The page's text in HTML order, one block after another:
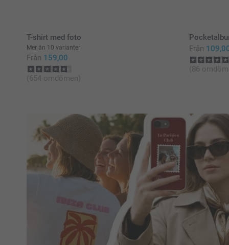
T-shirt med foto
Mer än 10 varianter
Från 159,00
(654 omdömen)
Från
(86